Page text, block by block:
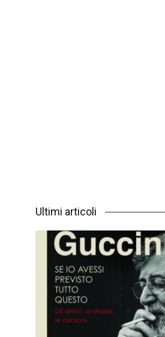
Ultimi articoli